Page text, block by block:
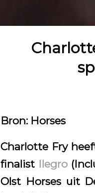
Bron: Horses
Charlotte Fry
finalist Ilegro
Olst Horses uit